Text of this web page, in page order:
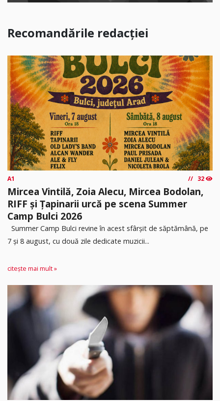
Recomandările redacției
A1 32
Mircea Vintilă, Zoia Alecu, Mircea Bodolan,
RIFF și Țapinarii urcă pe scena Summer
Camp Bulci 2026
Summer Camp Bulci revine în acest sfârșit de săptămână, pe
7 și 8 august, cu două zile dedicate muzicii...
citește mai mult »